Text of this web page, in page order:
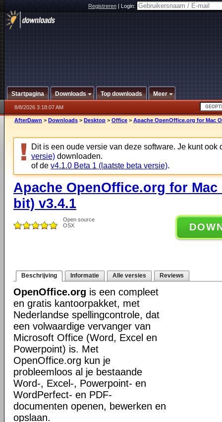
Registreren|Login:
Startpagina Downloads Top downloads Meer
8/8/2026 3:18:07 AM
AfterDawn > Downloads > Desktop > Office > Apache OpenOffice.org for Mac
Dit is een oude versie van deze software. Je kunt ook
versie) downloaden.
of de v4.1.0 Beta 1 (laatste beta versie).
Apache OpenOffice.org for Mac
bit) v3.4.1
Open source
OSX
Beschrijving Informatie Alle versies Reviews
OpenOffice.org is een compleet
en gratis kantoorpakket, met
Nederlandse spellingcontrole, dat
een volwaardige vervanger van
Microsoft Office (Word, Excel en
Powerpoint) is. Met
OpenOffice.org kun je
probleemloos al je bestaande
Word-, Excel-, Powerpoint- en
WordPerfect- en PDF-
documenten openen, bewerken en
opslaan.